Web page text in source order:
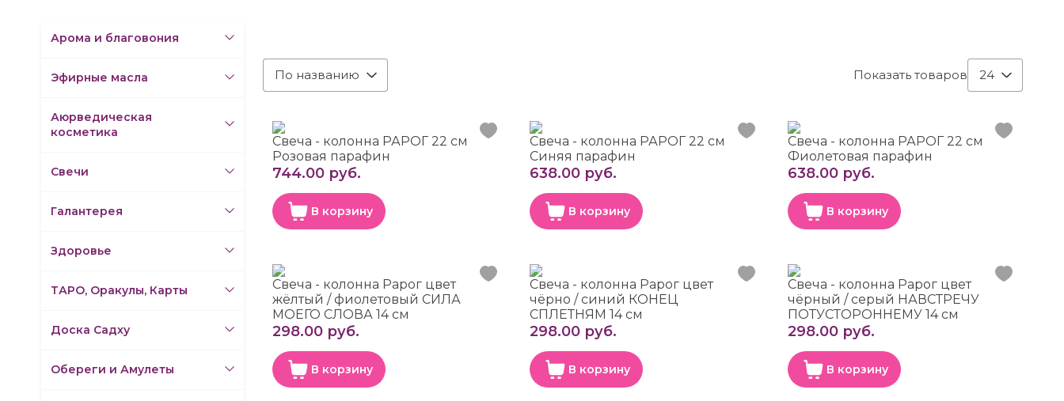
Арома и благовония
Эфирные масла
Аюрведическая
косметика
Свечи
Галантерея
Здоровье
ТАРО, Оракулы, Карты
Доска Садху
Обереги и Амулеты
По названию Показать товаров 24
Свеча - колонна РАРОГ 22 см
Розовая парафин
744.00 руб.
В корзину
Свеча - колонна РАРОГ 22 см
Синяя парафин
638.00 руб.
В корзину
Свеча - колонна РАРОГ 22 см
Фиолетовая парафин
638.00 руб.
В корзину
Свеча - колонна Рарог цвет
жёлтый / фиолетовый СИЛА
МОЕГО СЛОВА 14 см
298.00 руб.
В корзину
Свеча - колонна Рарог цвет
чёрно / синий КОНЕЦ
СПЛЕТНЯМ 14 см
298.00 руб.
В корзину
Свеча - колонна Рарог цвет
чёрный / серый НАВСТРЕЧУ
ПОТУСТОРОННЕМУ 14 см
298.00 руб.
В корзину